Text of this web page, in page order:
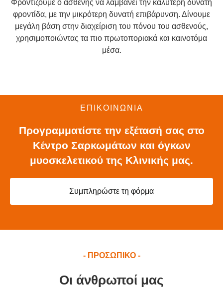
Φροντίζουμε ο ασθενής να λαμβάνει την καλύτερη δυνατή
φροντίδα, με την μικρότερη δυνατή επιβάρυνση. Δίνουμε
μεγάλη βάση στην διαχείριση του πόνου του ασθενούς,
χρησιμοποιώντας τα πιο πρωτοποριακά και καινοτόμα
μέσα.
ΕΠΙΚΟΙΝΩΝΙΑ
Προγραμματίστε την εξέτασή σας στο
Κέντρο Σαρκωμάτων και όγκων
μυοσκελετικού της Κλινικής μας.
Συμπληρώστε τη φόρμα
- ΠΡΟΣΩΠΙΚΟ -
Οι άνθρωποί μας